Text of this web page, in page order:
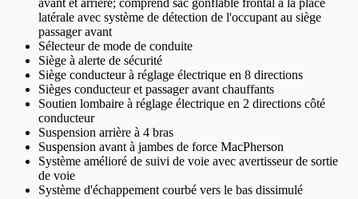
avant et arrière; comprend sac gonflable frontal à la place
latérale avec système de détection de l'occupant au siège
passager avant
Sélecteur de mode de conduite
Siège à alerte de sécurité
Siège conducteur à réglage électrique en 8 directions
Sièges conducteur et passager avant chauffants
Soutien lombaire à réglage électrique en 2 directions côté
conducteur
Suspension arrière à 4 bras
Suspension avant à jambes de force MacPherson
Système amélioré de suivi de voie avec avertisseur de sortie
de voie
Système d'échappement courbé vers le bas dissimulé